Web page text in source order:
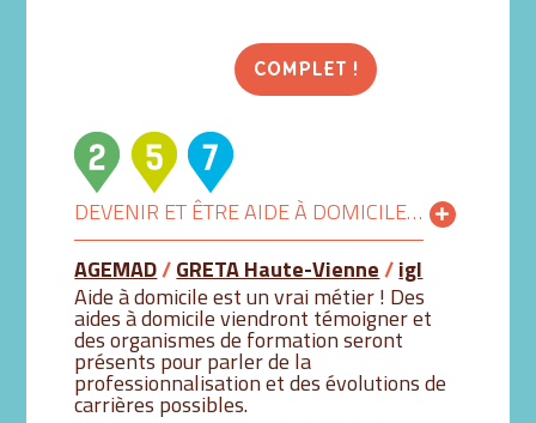
COMPLET !
DEVENIR ET ÊTRE AIDE À DOMICILE, FAIRE ÉVOLUER SA CARRIÈRE
AGEMAD/GRETA Haute-Vienne/igl
Aide à domicile est un vrai métier ! Des
aides à domicile viendront témoigner et
des organismes de formation seront
présents pour parler de la
professionnalisation et des évolutions de
carrières possibles.